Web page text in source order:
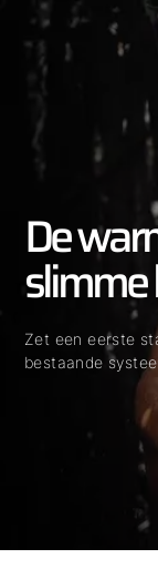
De
Zet een eerste
bestaande